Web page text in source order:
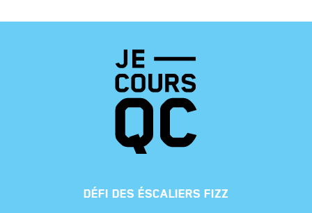
DÉFI DES ÉSCALIERS FIZZ